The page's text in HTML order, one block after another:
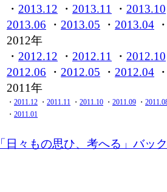
・ 2013.12 ・ 2013.11 ・ 2013.10
2013.06 ・ 2013.05 ・ 2013.04
2012年
・ 2012.12 ・ 2012.11 ・ 2012.10
2012.06 ・ 2012.05 ・ 2012.04
2011年
・ 2011.12 ・ 2011.11 ・ 2011.10 ・ 2011.09 ・
・ 2011.01
「日々もの思ひ、考へる」バッ